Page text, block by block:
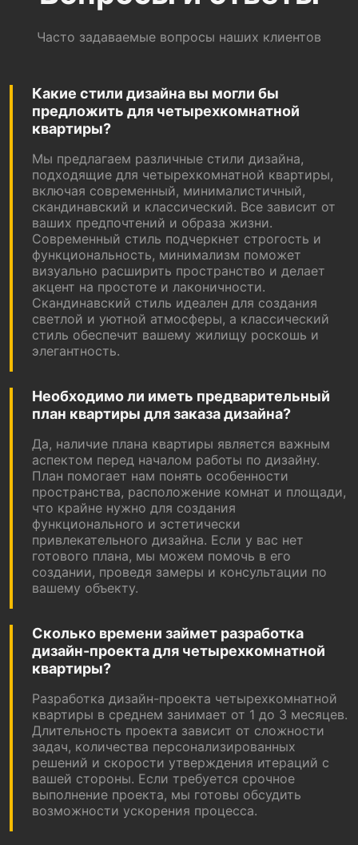
Часто задаваемые вопросы наших клиентов
Какие стили дизайна вы могли бы
предложить для четырехкомнатной
квартиры?
Мы предлагаем различные стили дизайна,
подходящие для четырехкомнатной квартиры,
включая современный, минималистичный,
скандинавский и классический. Все зависит от
ваших предпочтений и образа жизни.
Современный стиль подчеркнет строгость и
функциональность, минимализм поможет
визуально расширить пространство и делает
акцент на простоте и лаконичности.
Скандинавский стиль идеален для создания
светлой и уютной атмосферы, а классический
стиль обеспечит вашему жилищу роскошь и
элегантность.
Необходимо ли иметь предварительный
план квартиры для заказа дизайна?
Да, наличие плана квартиры является важным
аспектом перед началом работы по дизайну.
План помогает нам понять особенности
пространства, расположение комнат и площади,
что крайне нужно для создания
функционального и эстетически
привлекательного дизайна. Если у вас нет
готового плана, мы можем помочь в его
создании, проведя замеры и консультации по
вашему объекту.
Сколько времени займет разработка
дизайн-проекта для четырехкомнатной
квартиры?
Разработка дизайн-проекта четырехкомнатной
квартиры в среднем занимает от 1 до 3 месяцев.
Длительность проекта зависит от сложности
задач, количества персонализированных
решений и скорости утверждения итераций с
вашей стороны. Если требуется срочное
выполнение проекта, мы готовы обсудить
возможности ускорения процесса.